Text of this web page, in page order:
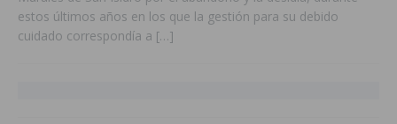
estos últimos años en los que la gestión para su debido
cuidado correspondía a […]